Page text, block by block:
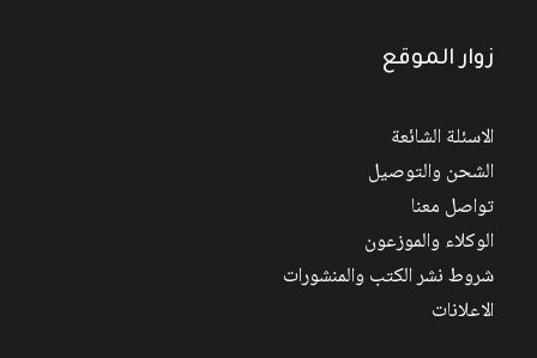
زوار الموقع
الاسئلة الشائعة
الشحن والتوصيل
تواصل معنا
الوكلاء والموزعون
شروط نشر الكتب والمنشورات
الاعلانات